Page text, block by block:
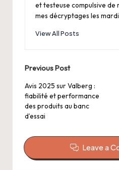
et testeuse compulsive de
mes décryptages les
View All Posts
Post
navigation
Previous Post
Avis 2025 sur Valberg :
fiabilité et performance
des produits au banc
d’essai
Leave a